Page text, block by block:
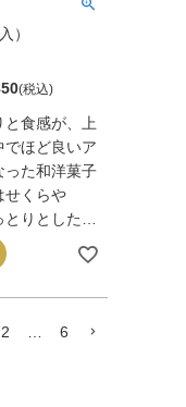
）
と食感が、上
でほど良いア
った和洋菓子
せくらや
とりとしたク
くるみ風味の
洋菓子の垣
す。国史に名
偉業をたた
2 6